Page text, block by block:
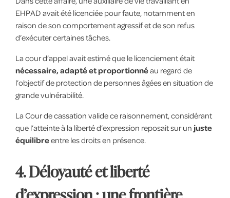
EHPAD avait été licenciée pour faute, notamment en
raison de son comportement agressif et de son refus
d’exécuter certaines tâches.
La cour d’appel avait estimé que le licenciement était
nécessaire, adapté et proportionnéau regard de
l’objectif de protection de personnes âgées en situation de
grande vulnérabilité.
La Cour de cassation valide ce raisonnement, considérant
que l’atteinte à la liberté d’expression reposait sur un juste
équilibreentre les droits en présence.
4. Déloyauté et liberté